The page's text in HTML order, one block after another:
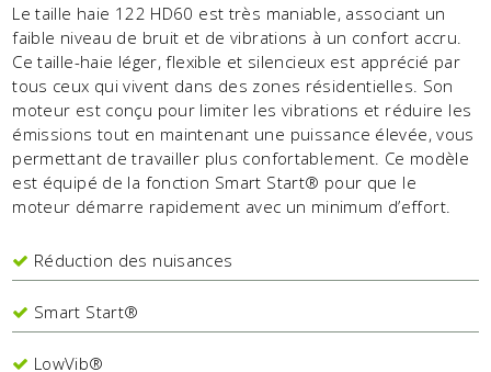
Le taille haie 122 HD60 est très maniable, associant un
faible niveau de bruit et de vibrations à un confort accru.
Ce taille-haie léger, flexible et silencieux est apprécié par
tous ceux qui vivent dans des zones résidentielles. Son
moteur est conçu pour limiter les vibrations et réduire les
émissions tout en maintenant une puissance élevée, vous
permettant de travailler plus confortablement. Ce modèle
est équipé de la fonction Smart Start® pour que le
moteur démarre rapidement avec un minimum d’effort.
Réduction des nuisances
Smart Start®
LowVib®